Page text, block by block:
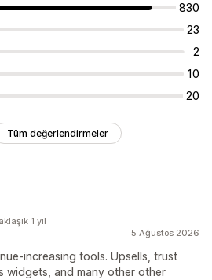
830
23
2
10
20
Tüm değerlendirmeler
5 Ağustos 2026
increasing tools. Upsells, trust
widgets, and many other other
1 yıl